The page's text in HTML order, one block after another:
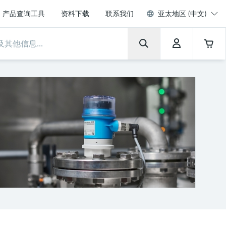
产品查询工具 资料下载 联系我们 亚太地区 (中文)